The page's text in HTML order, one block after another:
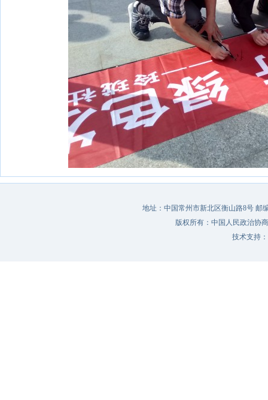
地址：中国常州市新北区衡山路8号 邮
版权所有：中国人民政治协
技术支持：